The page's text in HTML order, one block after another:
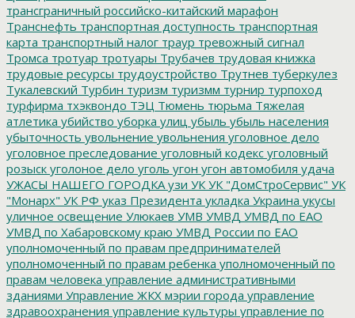
трансграничный российско-китайский марафон
Транснефть транспортная доступность транспортная
карта транспортный налог траур тревожный сигнал
Тромса тротуар тротуары Трубачев трудовая книжка
трудовые ресурсы трудоустройство Трутнев туберкулез
Тукалевский Турбин туризм туризмм турнир турпоход
турфирма тхэквондо ТЭЦ Тюмень тюрьма Тяжелая
атлетика убийство уборка улиц убыль убыль населения
убыточность увольнение увольнения уголовное дело
уголовное преследование уголовный кодекс уголовный
розыск уголоное дело уголь угон угон автомобиля удача
УЖАСЫ НАШЕГО ГОРОДКА узи УК УК "ДомСтроСервис" УК
"Монарх" УК РФ указ Президента укладка Украина укусы
уличное освещение Улюкаев УМВ УМВД УМВД по ЕАО
УМВД по Хабаровскому краю УМВД России по ЕАО
уполномоченный по правам предпринимателей
уполномоченный по правам ребенка уполномоченный по
правам человека управление административными
зданиями Управление ЖКХ мэрии города управление
здравоохранения управление культуры управление по